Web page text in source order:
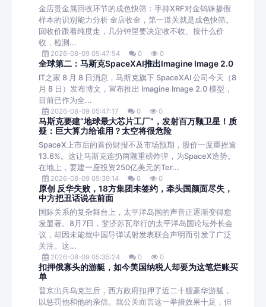
金店贵金属回收环节的成色快筛：手持XRF对金钨铼掺假
样本的识别能力分析 金店收金，第一道关就是成色快筛。
回收价跟着纯度走，几分钟里要决定收不收、按什么价
收，检测...
2026-08-09 05:47:54 0 0
全球第二：马斯克SpaceXAI推出Imagine Image 2.0
IT之家 8 月 8 日消息，马斯克旗下 SpaceXAI 公司今天（8
月 8 日）发布博文，宣布推出 Imagine Image 2.0 模型，
目前已作为全...
2026-08-09 05:47:17 0 0
马斯克要建“地球最大芯片工厂”，发射百万颗卫星！质
疑：巨大算力给谁用？太空将很危险
SpaceX上市后的首份财报不及市场预期，股价一度重挫逾
13.6%。这让马斯克连扔两颗重磅炸弹，为SpaceX造势。
在地上，要建一座投资250亿美元的Ter...
2026-08-09 05:39:14 0 0
原创 反华失败，18方集团未签约，牵头国颜面尽失，
中方把丑话说在前面
国际关系的复杂舞台上，太平洋岛国的声音正逐渐变得愈
发显著。8月7日，斐济苏瓦举行的太平洋岛国论坛外长会
议，却因未能就中国导弹试射发表联合声明而引发了广泛
关注。这...
2026-08-09 05:35:24 0 0
扣押俄寡头的游艇，如今美国纳税人却要为这笔烂账买
单
普京出兵乌克兰后，西方政府扣押了近二十艘豪华游艇，
以惩罚他和他的亲信。就公关而言这一举措效果十足，但